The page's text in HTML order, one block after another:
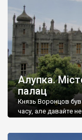
Алупка.
палац
Князь Воронцов
часу, але давайте